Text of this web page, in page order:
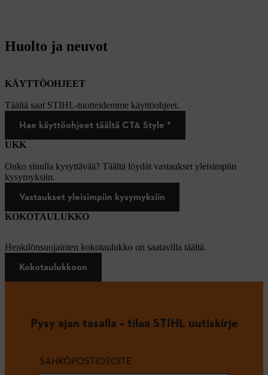
Huolto ja neuvot
KÄYTTÖOHJEET
Täältä saat STIHL-tuotteidemme käyttöohjeet.
Hae käyttöohjeet täältä CTA Style *
UKK
Onko sinulla kysyttävää? Täältä löydät vastaukset yleisimpiin
kysymyksiin.
Vastaukset yleisimpiin kysymyksiin
KOKOTAULUKKO
Henkilönsuojainten kokotaulukko on saatavilla täältä.
Kokotaulukkoon
Pysy ajan tasalla – tilaa STIHL uutiskirje
SÄHKÖPOSTIOSOITE